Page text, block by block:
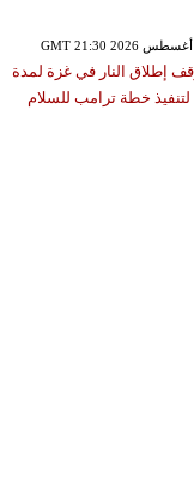
إطلاق النار في غزة لمدة
خطة ترامب للسلام